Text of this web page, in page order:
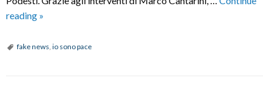
reading Fake
come
»
fake news io sono pace